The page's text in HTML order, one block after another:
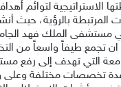
في جميع برامجها، فبنت خطتها
الملك فهد الجامعي
تجمع طيفاً واسعاً من
التي تهدف إلى رفع
عدة تخصصات مختلفة وعلى